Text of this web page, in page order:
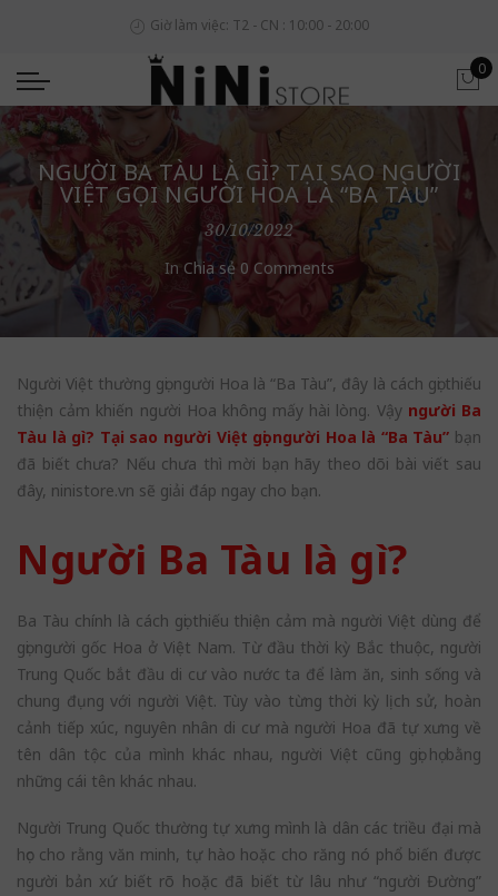
Giờ làm việc: T2 - CN : 10:00 - 20:00
0
NGƯỜI BA TÀU LÀ GÌ? TẠI SAO NGƯỜI
VIỆT GỌI NGƯỜI HOA LÀ “BA TÀU”
30/10/2022
In Chia sẻ 0 Comments
Người Việt thường gọi người Hoa là “Ba Tàu”, đây là cách gọi thiếu
thiện cảm khiến người Hoa không mấy hài lòng. Vậy người Ba
Tàu là gì? Tại sao người Việt gọi người Hoa là “Ba Tàu” bạn
đã biết chưa? Nếu chưa thì mời bạn hãy theo dõi bài viết sau
đây, ninistore.vn sẽ giải đáp ngay cho bạn.
Người Ba Tàu là gì?
Ba Tàu chính là cách gọi thiếu thiện cảm mà người Việt dùng để
gọi người gốc Hoa ở Việt Nam. Từ đầu thời kỳ Bắc thuộc, người
Trung Quốc bắt đầu di cư vào nước ta để làm ăn, sinh sống và
chung đụng với người Việt. Tùy vào từng thời kỳ lịch sử, hoàn
cảnh tiếp xúc, nguyên nhân di cư mà người Hoa đã tự xưng về
tên dân tộc của mình khác nhau, người Việt cũng gọi họ bằng
những cái tên khác nhau.
Người Trung Quốc thường tự xưng mình là dân các triều đại mà
học cho rằng văn minh, tự hào hoặc cho răng nó phổ biến được
người bản xứ biết rõ hoặc đã biết từ lâu như “người Đường”